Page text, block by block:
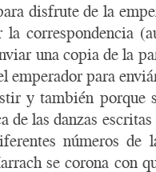
disfrute de la
correspondencia
una copia de la
emperador para
y también porque
las danzas
números
se corona con